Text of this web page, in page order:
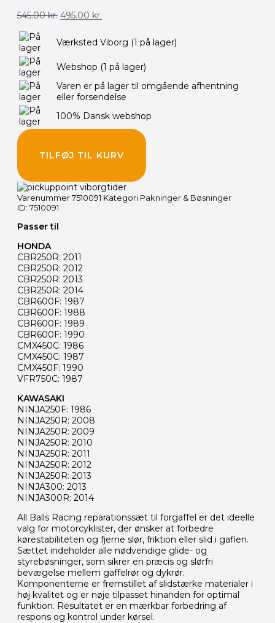
545.00kr. oprindelige
var:
495.00 kr.aktuelle
er:
495.00 kr..
Værksted Viborg (1 på lager)
Webshop (1 på lager)
Varen er på lager til omgående afhentning
eller forsendelse
100% Dansk webshop
TILFØJ TIL KURV
Varenummer7510091 Kategori Pakninger & Bøsninger
ID: 7510091
Passer til
HONDA
CBR250R: 2011
CBR250R: 2012
CBR250R: 2013
CBR250R: 2014
CBR600F: 1987
CBR600F: 1988
CBR600F: 1989
CBR600F: 1990
CMX450C: 1986
CMX450C: 1987
CMX450F: 1990
VFR750C: 1987
KAWASAKI
NINJA250F: 1986
NINJA250R: 2008
NINJA250R: 2009
NINJA250R: 2010
NINJA250R: 2011
NINJA250R: 2012
NINJA250R: 2013
NINJA300: 2013
NINJA300R: 2014
All Balls Racing reparationssæt til forgaffel er det ideelle
valg for motorcyklister, der ønsker at forbedre
kørestabiliteten og fjerne slør, friktion eller slid i gaflen.
Sættet indeholder alle nødvendige glide- og
styrebøsninger, som sikrer en præcis og slørfri
bevægelse mellem gaffelrør og dykrør.
Komponenterne er fremstillet af slidstærke materialer i
høj kvalitet og er nøje tilpasset hinanden for optimal
funktion. Resultatet er en mærkbar forbedring af
respons og kontrol under kørsel.